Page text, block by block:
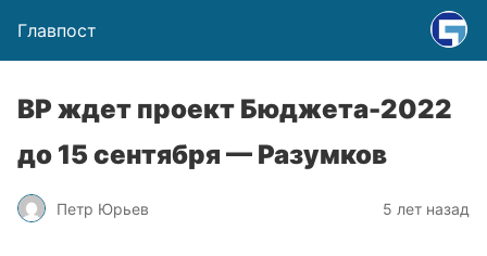
Главпост
ВР ждет проект Бюджета-2022
до 15 сентября — Разумков
Петр Юрьев 5 лет назад